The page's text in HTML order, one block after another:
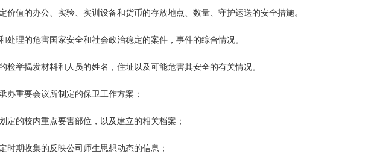
定价值的办公、实验、实训设备和货币的存放地点、数量、守护运送的安全措施。
处理的危害国家安全和社会政治稳定的案件，事件的综合情况。
的检举揭发材料和人员的姓名，住址以及可能危害其安全的有关情况。
办重要会议所制定的保卫工作方案；
定的校内重点要害部位，以及建立的相关档案；
时期收集的反映公司师生思想动态的信息；